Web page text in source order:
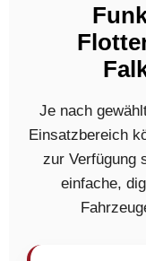
Je nach
Einsatzbereich
zur Verfügung
einfache,